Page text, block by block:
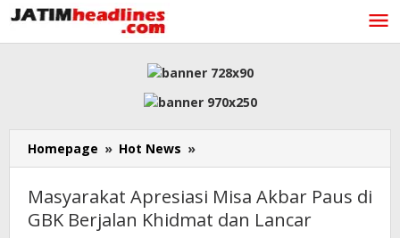
Lewati
ke
konten
Homepage » Hot News »
Apresiasi
Akbar
Paus
Masyarakat Apresiasi Misa Akbar Paus di
GBK Berjalan Khidmat dan Lancar